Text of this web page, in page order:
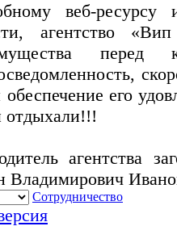
веб-
агентство
перед
его
отдыхали!!!
агентства
Владимирович
Сотрудничество